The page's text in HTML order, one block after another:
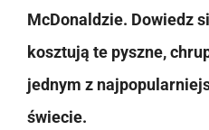
McDonaldzie. Dowiedz
kosztują te pyszne,
jednym z
świecie.